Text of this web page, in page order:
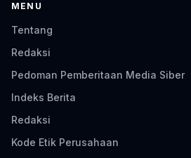
MENU
Tentang
Redaksi
Pedoman Pemberitaan Media Siber
Indeks Berita
Redaksi
Kode Etik Perusahaan